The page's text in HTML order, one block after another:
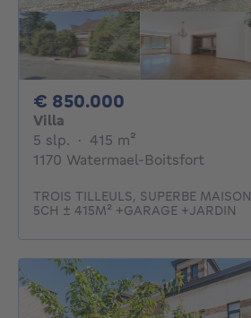
€ 850.000
Villa
5 slp. 5 slaapkamers
· 415 m²
1170 Watermael-Boitsfort
TROIS TILLEULS, SUPERBE MAISON
5CH ± 415M² +GARAGE +JARDIN